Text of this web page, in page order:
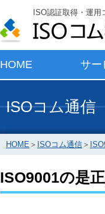
ISO認証取得・運用
HOME サー
ISOコム通信
HOME ＞ ISOコム通信 ＞
ISO9001の是